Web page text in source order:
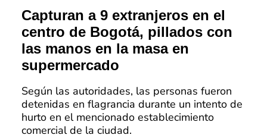
Capturan a 9 extranjeros en el
centro de Bogotá, pillados con
las manos en la masa en
supermercado
Según las autoridades, las personas fueron
detenidas en flagrancia durante un intento de
hurto en el mencionado establecimiento
comercial de la ciudad.